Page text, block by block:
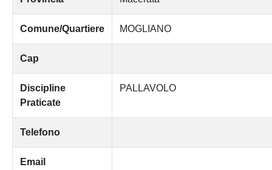
Comune/Quartiere MOGLIANO
Cap
Discipline
Praticate
PALLAVOLO
Telefono
Email